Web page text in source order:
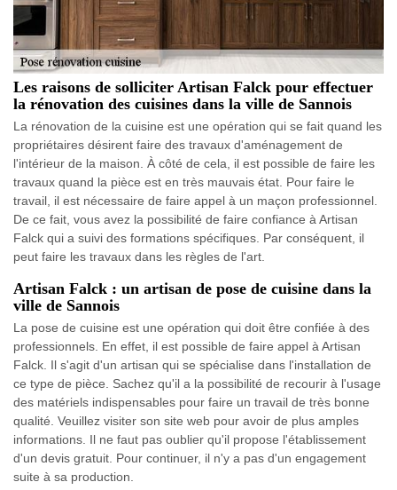
Les raisons de solliciter Artisan Falck pour effectuer
la rénovation des cuisines dans la ville de Sannois
La rénovation de la cuisine est une opération qui se fait quand les
propriétaires désirent faire des travaux d'aménagement de
l'intérieur de la maison. À côté de cela, il est possible de faire les
travaux quand la pièce est en très mauvais état. Pour faire le
travail, il est nécessaire de faire appel à un maçon professionnel.
De ce fait, vous avez la possibilité de faire confiance à Artisan
Falck qui a suivi des formations spécifiques. Par conséquent, il
peut faire les travaux dans les règles de l'art.
Artisan Falck : un artisan de pose de cuisine dans la
ville de Sannois
La pose de cuisine est une opération qui doit être confiée à des
professionnels. En effet, il est possible de faire appel à Artisan
Falck. Il s'agit d'un artisan qui se spécialise dans l'installation de
ce type de pièce. Sachez qu'il a la possibilité de recourir à l'usage
des matériels indispensables pour faire un travail de très bonne
qualité. Veuillez visiter son site web pour avoir de plus amples
informations. Il ne faut pas oublier qu'il propose l'établissement
d'un devis gratuit. Pour continuer, il n'y a pas d'un engagement
suite à sa production.